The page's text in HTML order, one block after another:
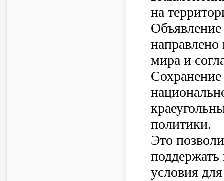
на
направлено
мира и
политики.
Это
поддержать
условия